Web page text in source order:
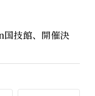
国技館、開催決